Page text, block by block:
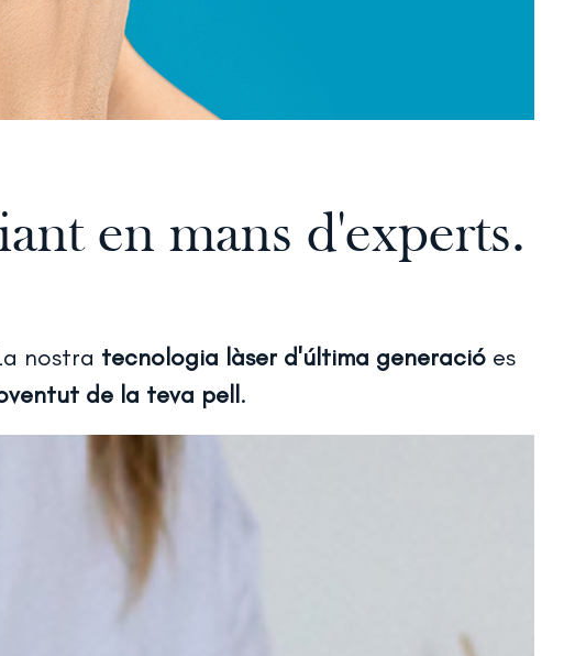
en mans d'experts.
nostra tecnologia làser d'última generació es
de la teva pell.